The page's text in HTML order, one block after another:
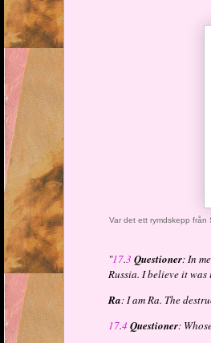
Var det ett rymdskepp från
"17.3 Questioner: In
Russia. I believe it
Ra: I am Ra. The
17.4 Questioner: